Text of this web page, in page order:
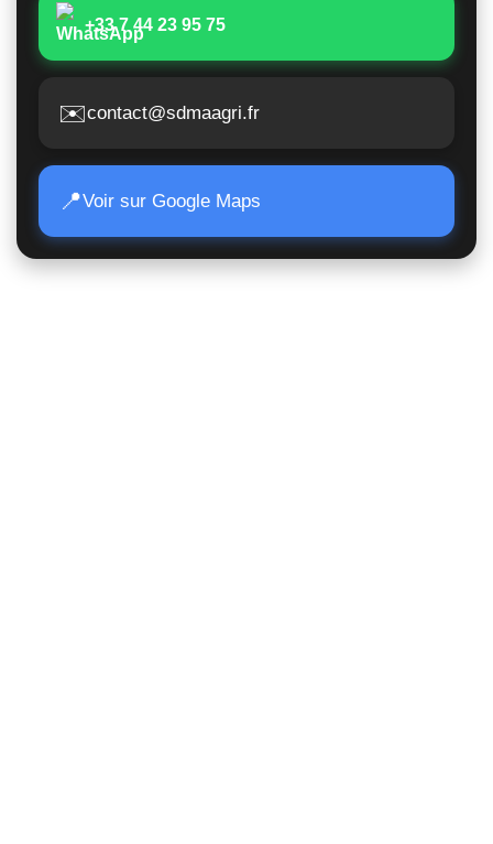
+33 7 44 23 95 75
✉️contact@sdmaagri.fr
📍Voir sur Google Maps